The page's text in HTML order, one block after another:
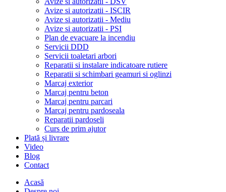
Avize si autorizatii - ISCIR
Avize si autorizatii - Mediu
Avize si autorizatii - PSI
Plan de evacuare la incendiu
Servicii DDD
Servicii toaletari arbori
Reparatii si instalare indicatoare rutiere
Reparatii si schimbari geamuri si oglinzi
Marcaj exterior
Marcaj pentru beton
Marcaj pentru parcari
Marcaj pentru pardoseala
Reparatii pardoseli
Curs de prim ajutor
Plată și livrare
Video
Blog
Contact
Acasă